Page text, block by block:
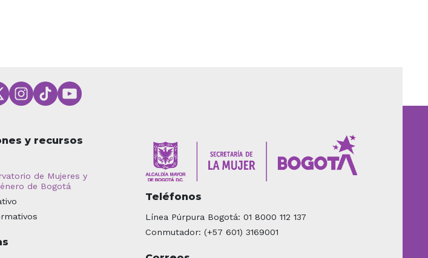
y recursos
de Mujeres y
de Bogotá
Teléfonos
Línea Púrpura Bogotá: 01 8000 112 137
Conmutador: (+57 601) 3169001